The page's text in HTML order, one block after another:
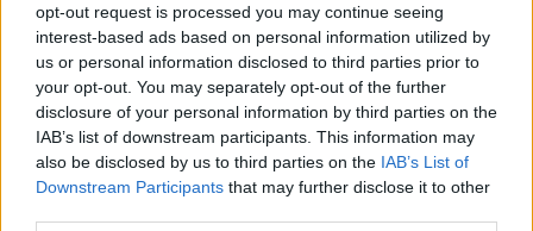
opt-out request is processed you may continue seeing
interest-based ads based on personal information utilized by
us or personal information disclosed to third parties prior to
your opt-out. You may separately opt-out of the further
disclosure of your personal information by third parties on the
IAB’s list of downstream participants. This information may
also be disclosed by us to third parties on the IAB’s List of
Downstream Participants that may further disclose it to other
Jaką łacińską sentencję
powinieneś wytatuować na
nadgarstku?